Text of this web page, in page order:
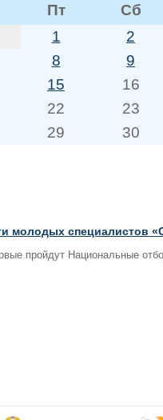
Пт Сб
1 2
8 9
15 16
22 23
29 30
молодых специалистов
пройдут Национальные